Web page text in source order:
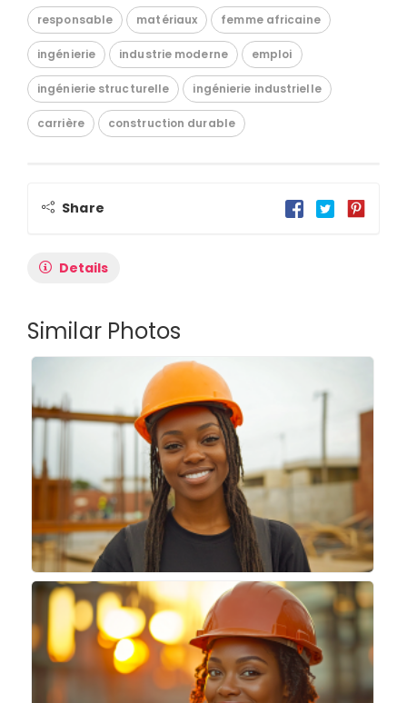
responsable matériaux femme africaine
ingénierie industrie moderne emploi
ingénierie structurelle ingénierie industrielle
carrière construction durable
Share
Details
Similar Photos